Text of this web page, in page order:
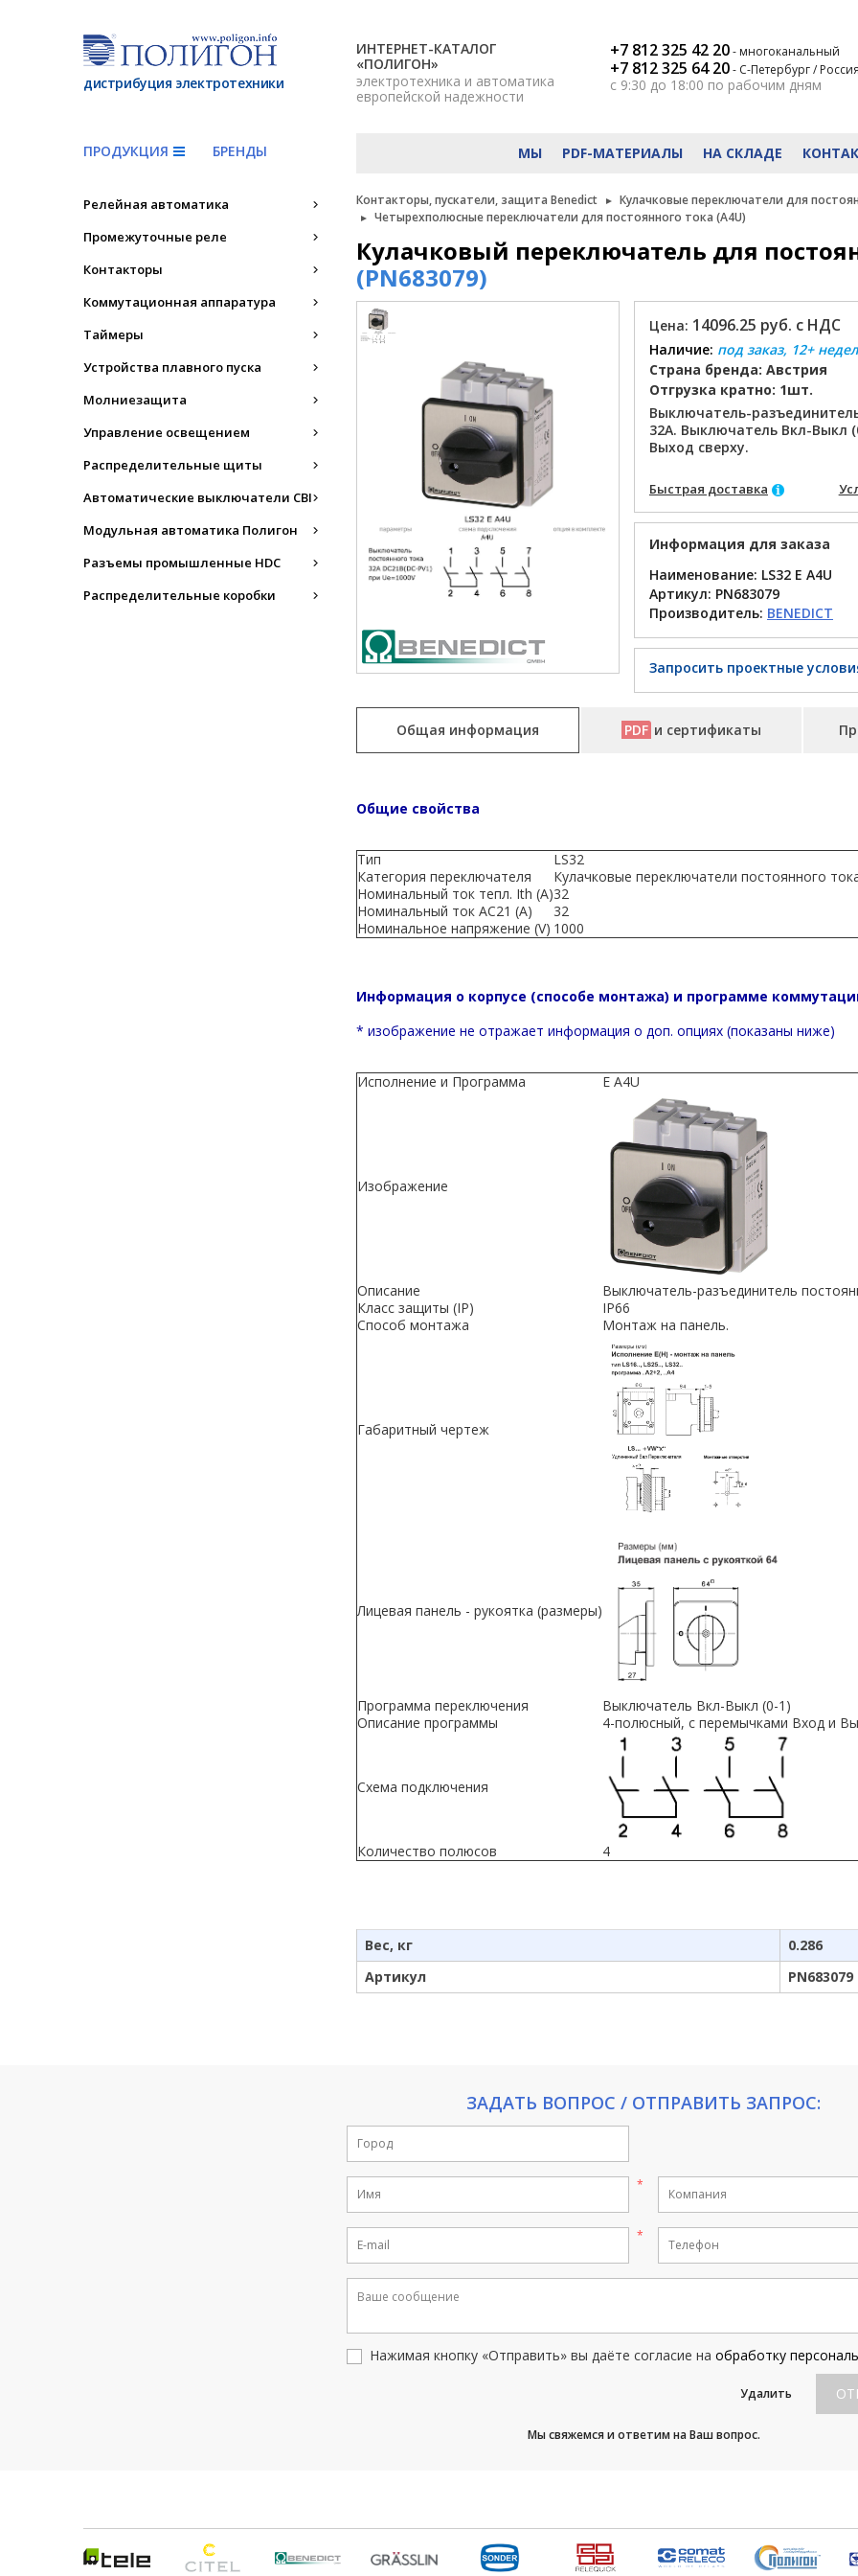
дистрибуция электротехники
ИНТЕРНЕТ-КАТАЛОГ
«ПОЛИГОН»
электротехника и автоматика
европейской надежности
+7 812 325 42 20- многоканальный
+7 812 325 64 20- С-Петербург / Россия
с 9:30 до 18:00 по рабочим дням
ПРОДУКЦИЯ БРЕНДЫ МЫ PDF-МАТЕРИАЛЫ НА СКЛАДЕ
Релейная автоматика
Промежуточные реле
Контакторы
Коммутационная аппаратура
Таймеры
Устройства плавного пуска
Молниезащита
Управление освещением
Распределительные щиты
Автоматические выключатели CBI
Модульная автоматика Полигон
Разъемы промышленные HDC
Распределительные коробки
Контакторы, пускатели, защита Benedict
Кулачковые переключатели для
Четырехполюсные переключатели для постоянного тока (A4U)
Кулачковый переключатель для
(PN683079)
Цена: 14096.25 руб. с НДС
Наличие: под заказ, 12+
Страна бренда: Австрия
Отгрузка кратно: 1шт.
Выключатель-
32A. Выключатель Вкл-Выкл
Выход сверху.
Быстрая доставка
Информация для заказа
Наименование: LS32 E A4U
Артикул: PN683079
Производитель: BENEDICT
Запросить проектные
Общая информация PDF и сертификаты
Общие свойства
Тип
LS32
Категория переключателя
Кулачковые переключатели постоянного
Номинальный ток тепл. Ith (A)32
Номинальный ток AC21 (A)
32
Номинальное напряжение (V) 1000
Информация о корпусе (способе монтажа) и программе
* изображение не отражает информация о доп. опциях (показаны ниже)
Исполнение и Программа E A4U
Изображение
Описание
Выключатель-разъединитель
Класс защиты (IP)
IP66
Способ монтажа
Монтаж на панель.
Габаритный чертеж
Лицевая панель - рукоятка (размеры)
Программа переключения
Выключатель Вкл-Выкл (0-1)
Описание программы
4-полюсный, с перемычками Вход и
Схема подключения
Количество полюсов 4
Вес, кг
0.286
Артикул
PN683079
ЗАДАТЬ ВОПРОС / ОТПРАВИТЬ ЗАПРОС:
Нажимая кнопку «Отправить» вы даёте согласие на обработку
Удалить
Мы свяжемся и ответим на Ваш вопрос.